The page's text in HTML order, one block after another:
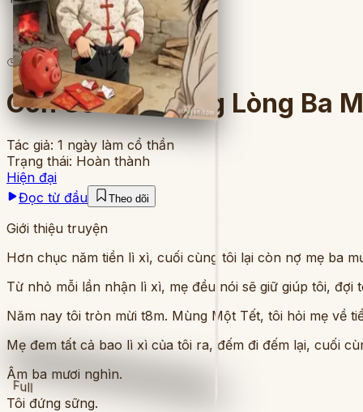
Full
4 lượt đọc· 6chương
Con Số Âm Trong Lòng Ba
Tác giả: 1 ngày làm cổ thần
Trạng thái: Hoàn thành
Hiện đại
Đọc từ đầu
Theo dõi
Giới thiệu truyện
Hơn chục năm tiền lì xì, cuối cùng tôi lại còn nợ mẹ ba
Từ nhỏ mỗi lần nhận lì xì, mẹ đều nói sẽ giữ giúp tôi, đợi
Năm nay tôi tròn mừi t8m. Mùng Một Tết, tôi hỏi mẹ về
Mẹ đem tất cả bao lì xì của tôi ra, đếm đi đếm lại, cuối
Âm ba mươi nghìn.
Tôi đứng sững.